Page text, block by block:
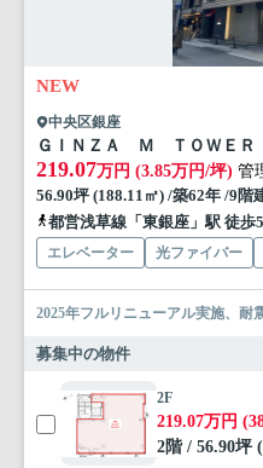
NEW
中央区銀座
ＧＩＮＺＡ Ｍ ＴＯＷＥ
219.07万円 (3.85万円/坪) 管
56.90坪 (188.11㎡) /築62年 /9階
都営浅草線「東銀座」駅 徒歩
エレベーター 光ファイバー
2025年フルリニューアル実施、耐
募集中の物件
2F
219.07万円
2階 / 56.90坪